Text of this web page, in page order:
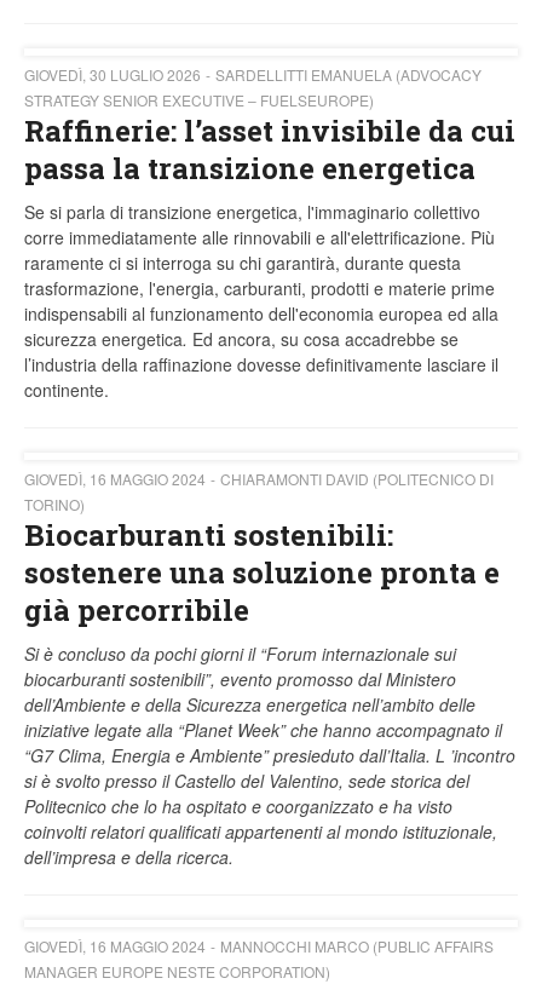
GIOVEDÌ, 30 LUGLIO 2026
SARDELLITTI EMANUELA (ADVOCACY
STRATEGY SENIOR EXECUTIVE – FUELSEUROPE)
Raffinerie: l’asset invisibile da cui
passa la transizione energetica
Se si parla di transizione energetica, l'immaginario collettivo
corre immediatamente alle rinnovabili e all'elettrificazione. Più
raramente ci si interroga su chi garantirà, durante questa
trasformazione, l'energia, carburanti, prodotti e materie prime
indispensabili al funzionamento dell'economia europea ed alla
sicurezza energetica. Ed ancora, su cosa accadrebbe se
l’industria della raffinazione dovesse definitivamente lasciare il
continente.
GIOVEDÌ, 16 MAGGIO 2024
CHIARAMONTI DAVID (POLITECNICO DI
TORINO)
Biocarburanti sostenibili:
sostenere una soluzione pronta e
già percorribile
Si è concluso da pochi giorni il “Forum internazionale sui
biocarburanti sostenibili”, evento promosso dal Ministero
dell’Ambiente e della Sicurezza energetica nell’ambito delle
iniziative legate alla “Planet Week” che hanno accompagnato il
“G7 Clima, Energia e Ambiente” presieduto dall’Italia. L ’incontro
si è svolto presso il Castello del Valentino, sede storica del
Politecnico che lo ha ospitato e coorganizzato e ha visto
coinvolti relatori qualificati appartenenti al mondo istituzionale,
dell’impresa e della ricerca.
GIOVEDÌ, 16 MAGGIO 2024
MANNOCCHI MARCO (PUBLIC AFFAIRS
MANAGER EUROPE NESTE CORPORATION)